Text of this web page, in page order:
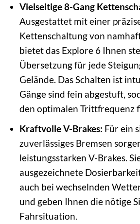
Vielseitige 8-Gang
Ausgestattet mit einer
Kettenschaltung von
bietet das Explore 6 Ihnen
Übersetzung für jede
Gelände. Das Schalten ist
Gänge sind fein abgestuft,
den optimalen Trittfrequenz
Kraftvolle V-Brakes: Für ein
zuverlässiges Bremsen
leistungsstarken V-Brakes.
ausgezeichnete
auch bei wechselnden
und geben Ihnen die nötige
Fahrsituation.